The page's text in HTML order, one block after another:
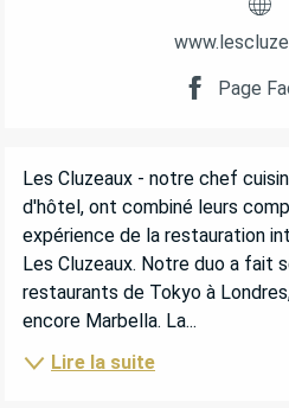
Page
DESCRIPTION
Les Cluzeaux - notre chef
d'hôtel, ont combiné leurs
expérience de la restauration
Les Cluzeaux. Notre duo a fait
restaurants de Tokyo à
encore Marbella. La...
Lire la suite